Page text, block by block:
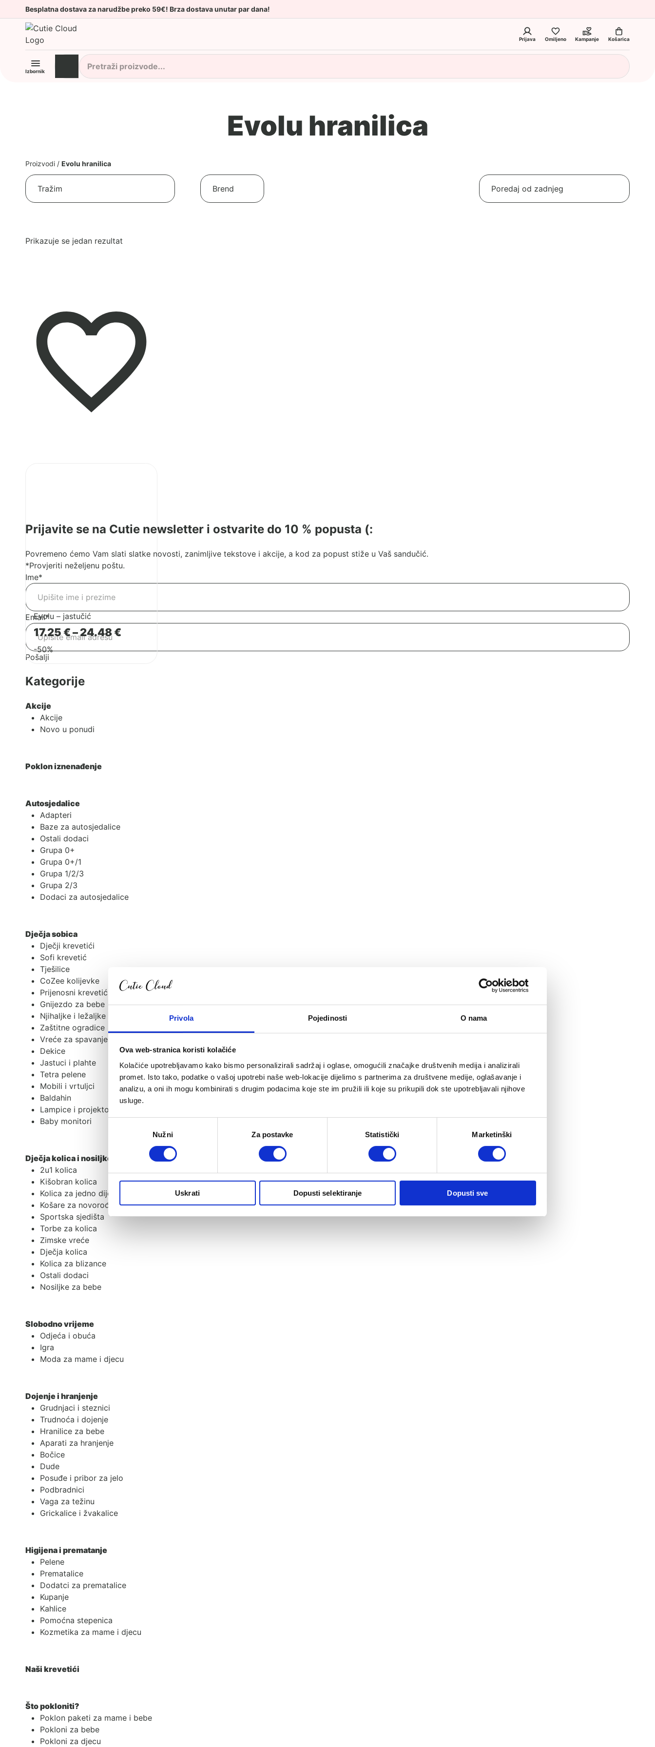
Privola Pojedinosti O nama
Ova web-stranica koristi kolačiće
Kolačiće upotrebljavamo kako bismo personalizirali sadržaj i oglase, omogućili značajke društvenih medija i analizirali
promet. Isto tako, podatke o vašoj upotrebi naše web-lokacije dijelimo s partnerima za društvene medije, oglašavanje i
analizu, a oni ih mogu kombinirati s drugim podacima koje ste im pružili ili koje su prikupili dok ste upotrebljavali njihove
usluge.
Nužni Za postavke Statistički Marketinški
Uskrati Dopusti selektiranje Dopusti sve
Besplatna dostava za narudžbe preko 59€! Brza dostava unutar par dana!
Prijava Omiljeno Kampanje Košarica
Izbornik
Evolu hranilica
Proizvodi / Evolu hranilica
Prikazuje se jedan rezultat
Evolu – jastučić
-50%
17.25€ –24.48€
od
Prijavite se na Cutie newsletter i ostvarite do 10 % popusta (:
Povremeno ćemo Vam slati slatke novosti, zanimljive tekstove i akcije, a kod za popust stiže u Vaš sandučić.
*Provjeriti neželjenu poštu.
Ime*
Email*
Pošalji
Kategorije
Akcije
Akcije
Novo u ponudi
Poklon iznenađenje
Autosjedalice
Adapteri
Baze za autosjedalice
Ostali dodaci
Grupa 0+
Grupa 0+/1
Grupa 1/2/3
Grupa 2/3
Dodaci za autosjedalice
Dječja sobica
Dječji krevetići
Sofi krevetić
Tješilice
CoZee kolijevke
Prijenosni krevetići i dodaci
Gnijezdo za bebe
Njihaljke i ležaljke
Zaštitne ogradice
Vreće za spavanje
Dekice
Jastuci i plahte
Tetra pelene
Mobili i vrtuljci
Baldahin
Lampice i projektori
Baby monitori
Dječja kolica i nosiljke
2u1 kolica
Kišobran kolica
Kolica za jedno dijete
Košare za novorođenče
Sportska sjedišta
Torbe za kolica
Zimske vreće
Dječja kolica
Kolica za blizance
Ostali dodaci
Nosiljke za bebe
Slobodno vrijeme
Odjeća i obuća
Igra
Moda za mame i djecu
Dojenje i hranjenje
Grudnjaci i steznici
Trudnoća i dojenje
Hranilice za bebe
Aparati za hranjenje
Bočice
Dude
Posuđe i pribor za jelo
Podbradnici
Vaga za težinu
Grickalice i žvakalice
Higijena i prematanje
Pelene
Prematalice
Dodatci za prematalice
Kupanje
Kahlice
Pomoćna stepenica
Kozmetika za mame i djecu
Naši krevetići
Što pokloniti?
Poklon paketi za mame i bebe
Pokloni za bebe
Pokloni za djecu